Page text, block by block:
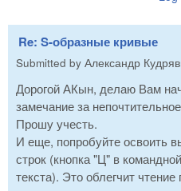
Re: S-образные кривые
Submitted by Александр
Дорогой АКын, делаю Вам
замечание за
Прошу учесть.
И еще, попробуйте освоить
строк (кнопка "Ц" в
текста). Это облегчит